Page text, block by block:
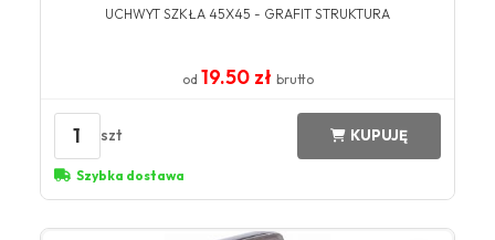
UCHWYT SZKŁA 45X45 - GRAFIT STRUKTURA
od 19.50 zł brutto
1 szt KUPUJĘ
Szybka dostawa